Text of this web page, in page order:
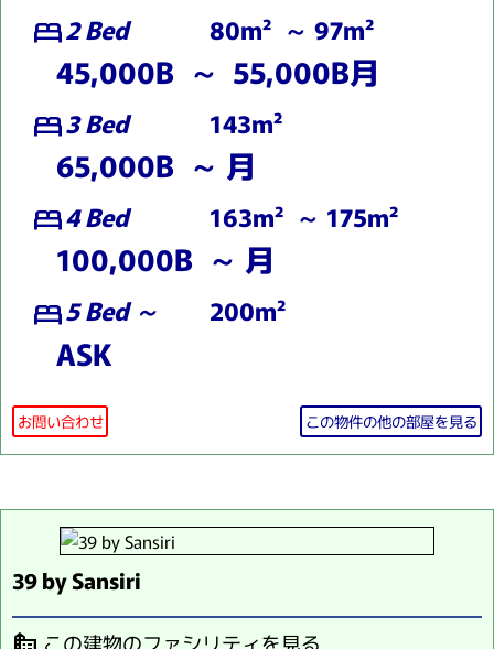
bed2 Bed 80m² ～ 97m²
45,000B ～ 55,000B月
bed3 Bed 143m²
65,000B ～ 月
bed4 Bed 163m² ～ 175m²
100,000B ～ 月
bed5 Bed ～ 200m²
ASK
お問い合わせ この物件の他の部屋を見る
39 by Sansiri
この建物のファシリティを見る